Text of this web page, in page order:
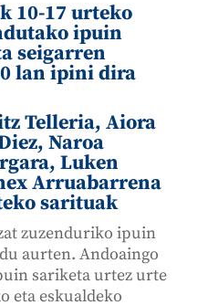
10-17 urteko
ipuin
seigarren
lan ipini dira
Telleria, Aiora
Naroa
Luken
Arruabarrena
sarituak
zuzenduriko ipuin
aurten. Andoaingo
sariketa urtez urte
eta eskualdeko